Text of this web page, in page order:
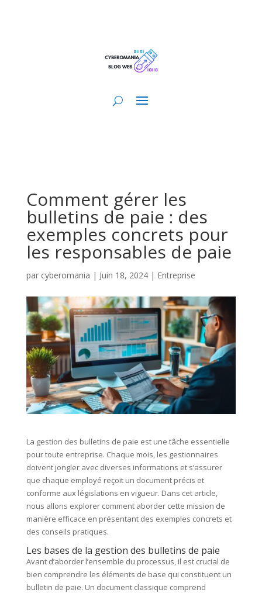
Comment gérer les
bulletins de paie : des
exemples concrets pour
les responsables de paie
par cyberomania | Juin 18, 2024| Entreprise
La gestion des bulletins de paie est une tâche essentielle
pour toute entreprise. Chaque mois, les gestionnaires
doivent jongler avec diverses informations et s’assurer
que chaque employé reçoit un document précis et
conforme aux législations en vigueur. Dans cet article,
nous allons explorer comment aborder cette mission de
manière efficace en présentant des exemples concrets et
des conseils pratiques.
Les bases de la gestion des bulletins de paie
Avant d’aborder l’ensemble du processus, il est crucial de
bien comprendre les éléments de base qui constituent un
bulletin de paie. Un document classique comprend